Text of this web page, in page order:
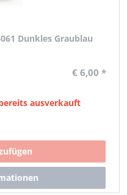
Dunkles Graublau
€ 6,00 *
ausverkauft